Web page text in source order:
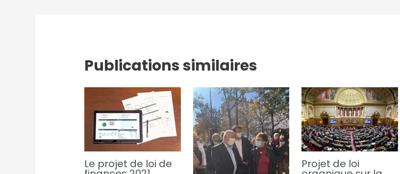
Publications similaires
Le projet de loi de Projet de loi